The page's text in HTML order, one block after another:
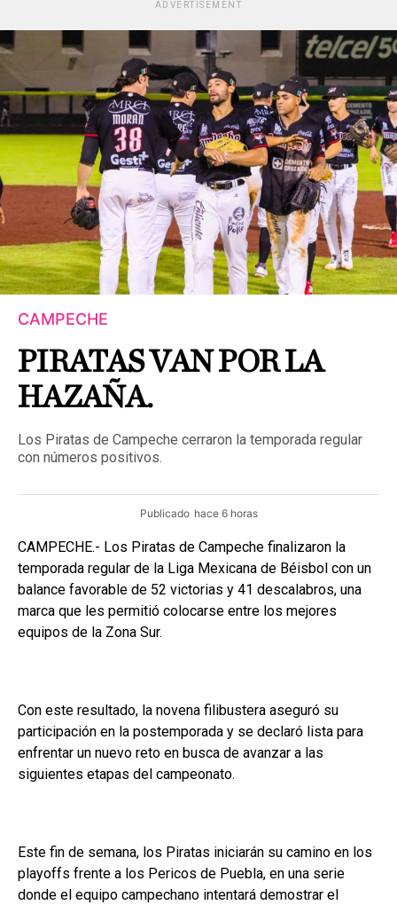
ADVERTISEMENT
CAMPECHE
PIRATAS VAN POR LA
HAZAÑA.
Los Piratas de Campeche cerraron la temporada regular
con números positivos.
Publicado hace 6 horas
CAMPECHE.- Los Piratas de Campeche finalizaron la
temporada regular de la Liga Mexicana de Béisbol con un
balance favorable de 52 victorias y 41 descalabros, una
marca que les permitió colocarse entre los mejores
equipos de la Zona Sur.
Con este resultado, la novena filibustera aseguró su
participación en la postemporada y se declaró lista para
enfrentar un nuevo reto en busca de avanzar a las
siguientes etapas del campeonato.
Este fin de semana, los Piratas iniciarán su camino en los
playoffs frente a los Pericos de Puebla, en una serie
donde el equipo campechano intentará demostrar el